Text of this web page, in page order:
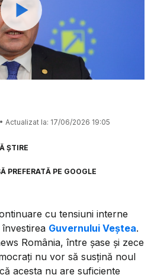
Watch
• Actualizat la: 17/06/2026 19:05
ȘTIRE
PREFERATĂ PE GOOGLE
cu tensiuni interne
Guvernului Veștea.
România, între șase și zece
nu vor să susțină noul
acesta nu are suficiente